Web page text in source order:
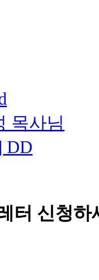
목사님
DD
터 신청하